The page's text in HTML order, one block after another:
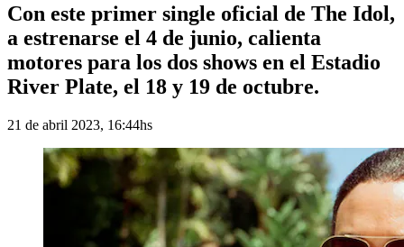
Con este primer single oficial de The Idol,
a estrenarse el 4 de junio, calienta
motores para los dos shows en el Estadio
River Plate, el 18 y 19 de octubre.
21 de abril 2023, 16:44hs